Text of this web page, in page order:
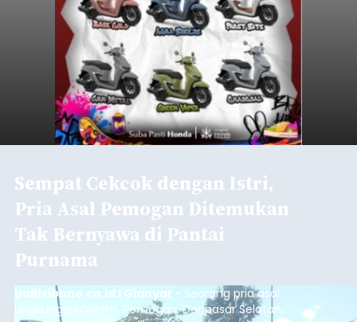
Sempat Cekcok dengan Istri,
Pria Asal Pemogan Ditemukan
Tak Bernyawa di Pantai
Purnama
balitribune.co.id I Gianyar - Seorang pria asal
Lingkungan Dalem, Pemogan, Denpasar Selatan,